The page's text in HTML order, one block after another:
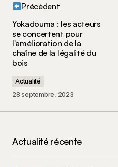
champs obligatoires
Votre commentaire*
Précédent
Yokadouma : les acteurs
se concertent pour
l'amélioration de la
chaîne de la légalité du
bois
Actualité
28 septembre, 2023
Actualité récente